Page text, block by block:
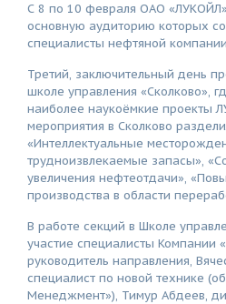
С 8 по 10 февраля ОАО
основную аудиторию которых
специалисты нефтяной
Третий, заключительный день
школе управления «Сколково»,
наиболее наукоёмкие проекты
мероприятия в Сколково
«Интеллектуальные
трудноизвлекаемые запасы»,
увеличения нефтеотдачи»,
производства в области
В работе секций в Школе
участие специалисты Компании
руководитель направления,
специалист по новой технике
Менеджмент»), Тимур Абдеев,